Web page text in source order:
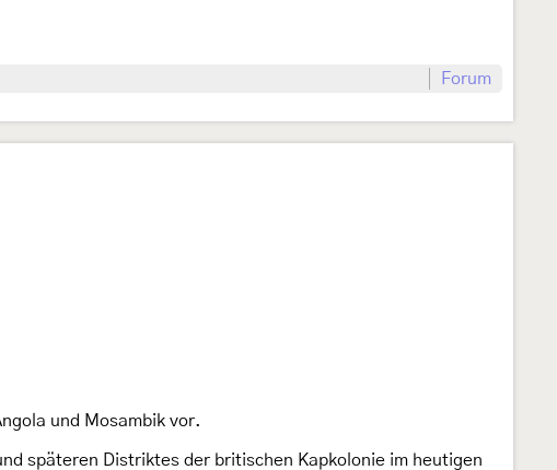
Forum
und Mosambik vor.
späteren Distriktes der britischen Kapkolonie im heutigen